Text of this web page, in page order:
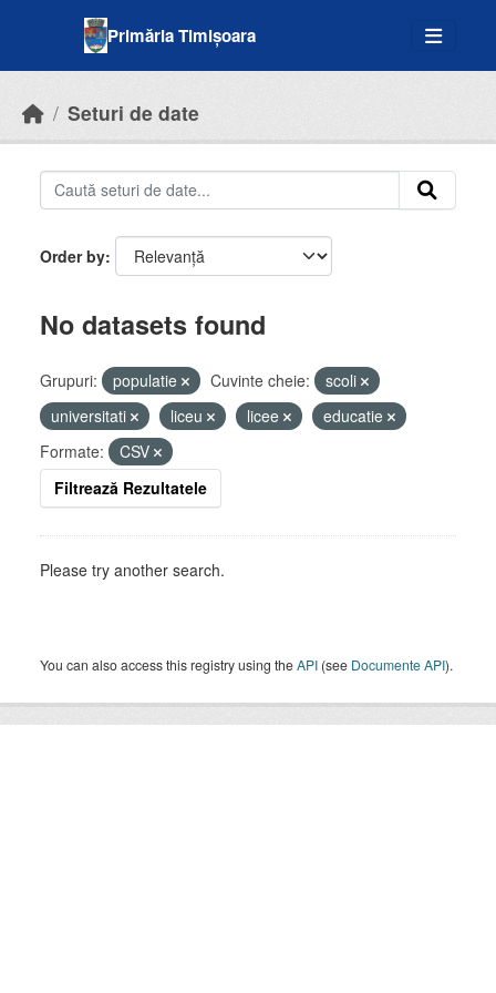
Primăria Timișoara
Seturi de date
Order by
No datasets found
Grupuri: populatie Cuvinte cheie:
scoli
universitati
liceu licee
educatie
Formate:
CSV
Filtrează Rezultatele
Please try another search.
You can also access this registry using theAPI (see Documente API).